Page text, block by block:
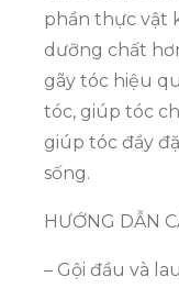
phần thực vật
dưỡng chất
gãy tóc hiệu
tóc, giúp tóc
giúp tóc đầy
sống.
HƯỚNG DẪN
– Gội đầu và